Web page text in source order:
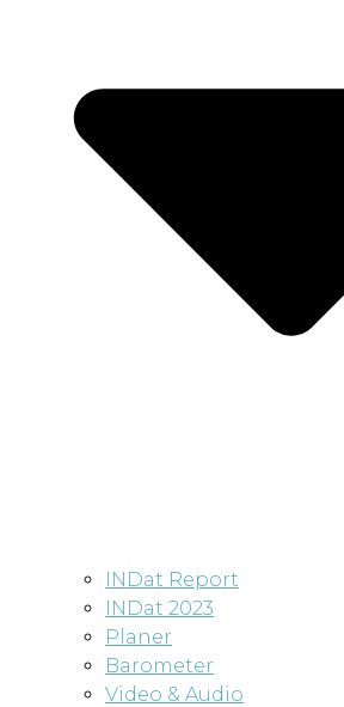
INDat Report
INDat 2023
Planer
Barometer
Video & Audio